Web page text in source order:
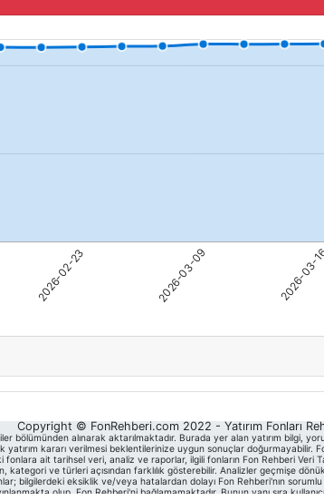
Copyright © FonRehberi.com 2022 - Yatırım Fonları
bölümünden alınarak aktarılmaktadır. Burada yer alan yatırım bilgi,
yatırım kararı verilmesi beklentilerinize uygun sonuçlar
ait tarihsel veri, analiz ve raporlar, ilgili fonların Fon Rehberi Veri
ve türleri açısından farklılık gösterebilir. Analizler geçmişe
bilgilerdeki eksiklik ve/veya hatalardan dolayı Fon Rehberi'nın sorumlu
olup, Fon Rehberi'ni bağlamamaktadır. Bunun yanı sıra